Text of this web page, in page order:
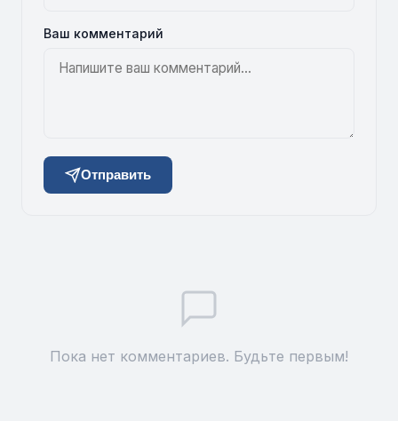
Ваш комментарий
Отправить
Пока нет комментариев. Будьте первым!